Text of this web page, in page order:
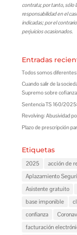
contrata; por tanto, sólo
responsabilidad en el
indicadas; por el
perjuicios ocasionados.
Entradas
Todos somos
Cuando salir de la
Supremo sobre cofianza
Sentencia TS 160/
Revolving: Abusividad
Plazo de prescripción
Etiquetas
2025 acción de
Aplazamiento
Asistente gratuito
base imponible
confianza
facturación